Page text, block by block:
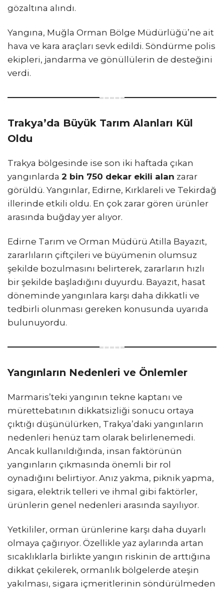
gözaltına alındı.
Yangına, Muğla Orman Bölge Müdürlüğü’ne ait
hava ve kara araçları sevk edildi. Söndürme polis
ekipleri, jandarma ve gönüllülerin de desteğini
verdi.
Trakya’da Büyük Tarım Alanları Kül
Oldu
Trakya bölgesinde ise son iki haftada çıkan
yangınlarda 2 bin 750 dekar ekili alan zarar
görüldü. Yangınlar, Edirne, Kırklareli ve Tekirdağ
illerinde etkili oldu. En çok zarar gören ürünler
arasında buğday yer alıyor.
Edirne Tarım ve Orman Müdürü Atilla Bayazıt,
zararlıların çiftçileri ve büyümenin olumsuz
şekilde bozulmasını belirterek, zararların hızlı
bir şekilde başladığını duyurdu. Bayazıt, hasat
döneminde yangınlara karşı daha dikkatli ve
tedbirli olunması gereken konusunda uyarıda
bulunuyordu.
Yangınların Nedenleri ve Önlemler
Marmaris’teki yangının tekne kaptanı ve
mürettebatının dikkatsizliği sonucu ortaya
çıktığı düşünülürken, Trakya’daki yangınların
nedenleri henüz tam olarak belirlenemedi.
Ancak kullanıldığında, insan faktörünün
yangınların çıkmasında önemli bir rol
oynadığını belirtiyor. Anız yakma, piknik yapma,
sigara, elektrik telleri ve ihmal gibi faktörler,
ürünlerin genel nedenleri arasında sayılıyor.
Yetkililer, orman ürünlerine karşı daha duyarlı
olmaya çağırıyor. Özellikle yaz aylarında artan
sıcaklıklarla birlikte yangın riskinin de arttığına
dikkat çekilerek, ormanlık bölgelerde ateşin
yakılması, sigara içmeritlerinin söndürülmeden